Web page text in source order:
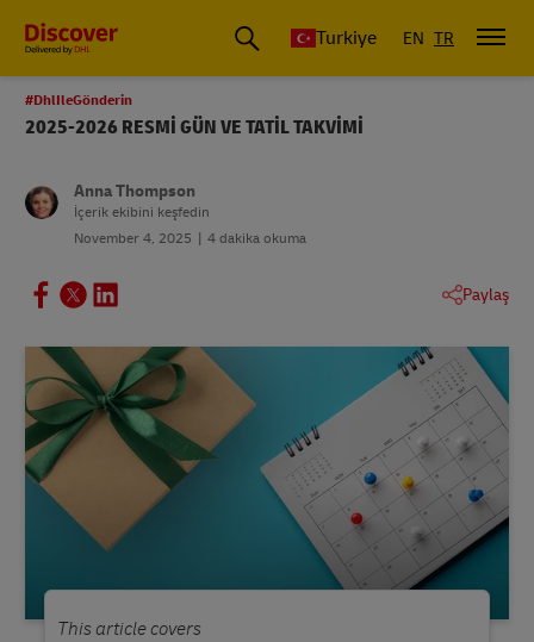
Discover Türkiye Turkiye EN TR
#DhlIleGönderin
2025-2026 RESMİ GÜN VE TATİL TAKVİMİ
Anna Thompson
İçerik ekibini keşfedin
November 4, 2025
4 dakika okuma
Paylaş
This article covers